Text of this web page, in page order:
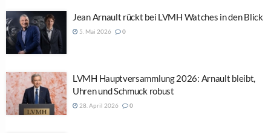
Jean Arnault rückt bei LVMH Watches in den Blick
5. Mai 2026 0
LVMH Hauptversammlung 2026: Arnault bleibt,
Uhren und Schmuck robust
28. April 2026 0